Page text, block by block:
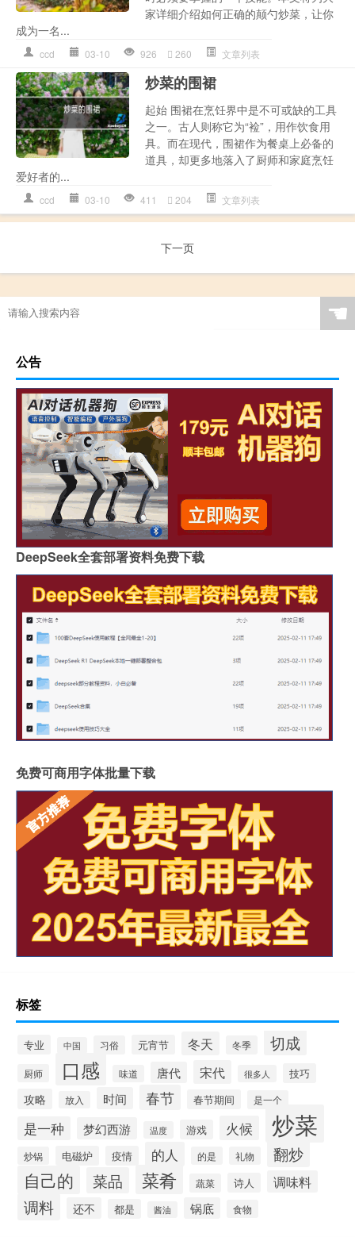
家详细介绍如何正确的颠勺炒菜，让你
成为一名...
ccd 03-10 926 260 文章列表
炒菜的围裙
起始 围裙在烹饪界中是不可或缺的工具
之一。古人则称它为“裣”，用作饮食用
具。而在现代，围裙作为餐桌上必备的
道具，却更多地落入了厨师和家庭烹饪
爱好者的...
ccd 03-10 411 204 文章列表
下一页
☚
公告
DeepSeek全套部署资料免费下载
免费可商用字体批量下载
标签
专业 中国 习俗 元宵节 冬天 冬季 切成
厨师 口感 味道 唐代 宋代 很多人 技巧
攻略 放入 时间 春节 春节期间 是一个
是一种 梦幻西游 温度 游戏 火候 炒菜
炒锅 电磁炉 疫情 的人 的是 礼物 翻炒
自己的 菜品 菜肴 蔬菜 诗人 调味料
调料 还不 都是 酱油 锅底 食物